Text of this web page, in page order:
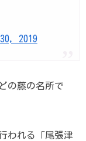
2019
の藤の名所で
われる「尾張津